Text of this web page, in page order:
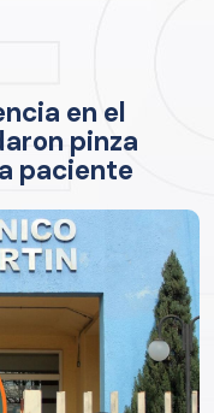
en el
pinza
paciente